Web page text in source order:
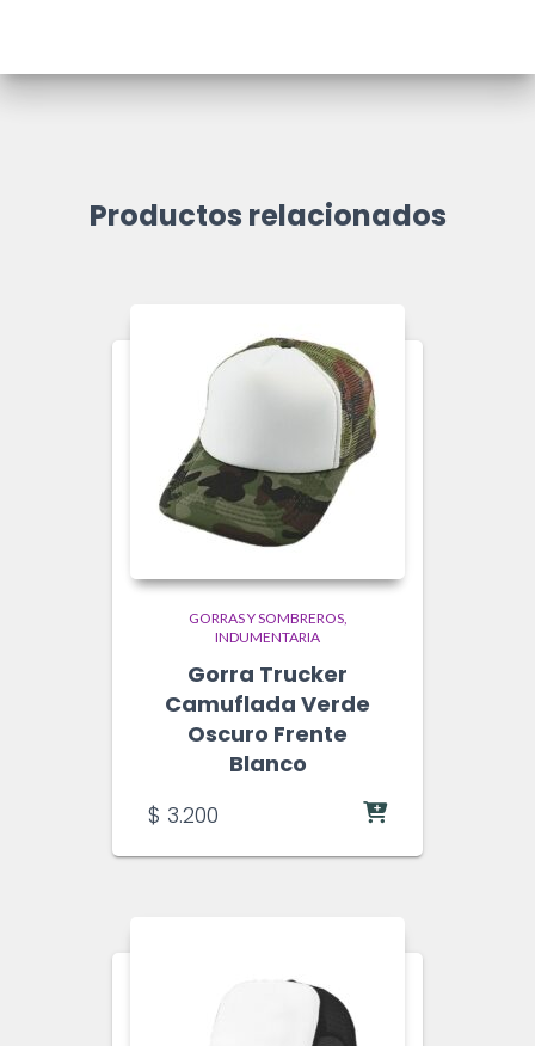
Productos relacionados
GORRAS Y SOMBREROS
INDUMENTARIA
Gorra Trucker
Camuflada Verde
Oscuro Frente
Blanco
$ 3.200